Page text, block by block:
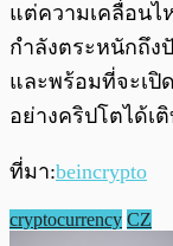
แต่ความเคลื่อนไ
กำลังตระหนักถึง
และพร้อมที่จะเปิ
อย่างคริปโตได้เ
ที่มา:beincrypto
cryptocurrency CZ